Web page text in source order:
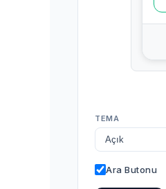
TEMA
Ara Butonu